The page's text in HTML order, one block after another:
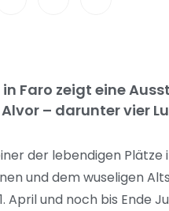
Faro zeigt eine
– darunter vier
der lebendigen
und dem wuseligen
April und noch bis